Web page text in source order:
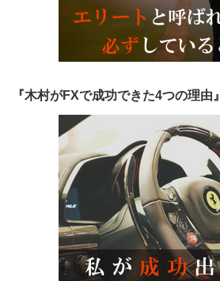
『木村がFXで成功できた4つの理由』